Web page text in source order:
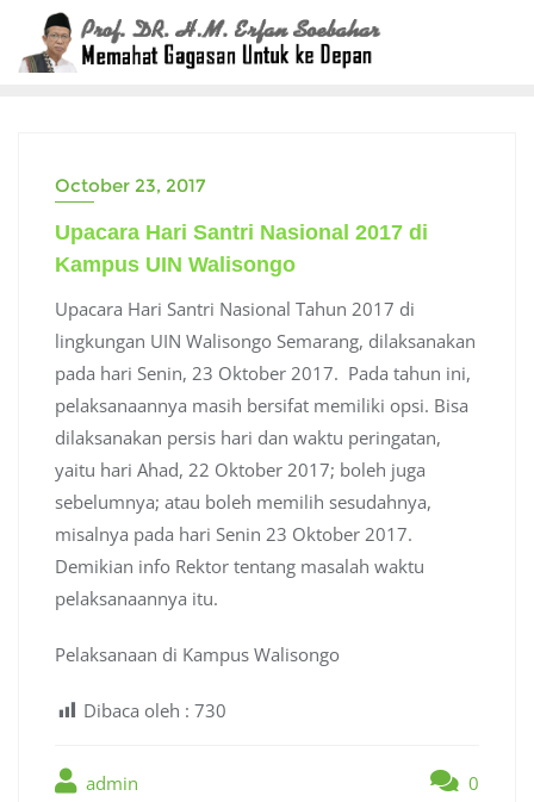
content
October 23, 2017
Upacara Hari Santri Nasional 2017 di
Kampus UIN Walisongo
Upacara Hari Santri Nasional Tahun 2017 di
lingkungan UIN Walisongo Semarang, dilaksanakan
pada hari Senin, 23 Oktober 2017. Pada tahun ini,
pelaksanaannya masih bersifat memiliki opsi. Bisa
dilaksanakan persis hari dan waktu peringatan,
yaitu hari Ahad, 22 Oktober 2017; boleh juga
sebelumnya; atau boleh memilih sesudahnya,
misalnya pada hari Senin 23 Oktober 2017.
Demikian info Rektor tentang masalah waktu
pelaksanaannya itu.
Pelaksanaan di Kampus Walisongo
Dibaca oleh : 730
admin 0